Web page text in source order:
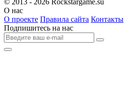
© 2013 - 2026 Rockstargame.su
О нас
О проекте Правила сайта Контакты
Подпишитесь на нас